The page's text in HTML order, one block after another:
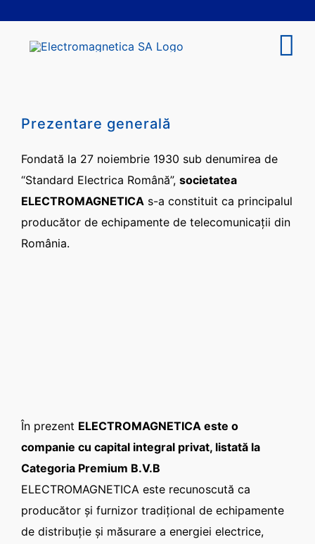
content
PRODUSE ȘI SERVICII
Prezentare generală
Fondată la 27 noiembrie 1930 sub denumirea de
“Standard Electrica Română”, societatea
ELECTROMAGNETICAs-a constituit ca principalul
producător de echipamente de telecomunicaţii din
România.
În prezent ELECTROMAGNETICA este o
companie cu capital integral privat, listată la
Categoria Premium B.V.B
ELECTROMAGNETICA este recunoscută ca
producător şi furnizor tradiţional de echipamente
de distribuţie şi măsurare a energiei electrice,